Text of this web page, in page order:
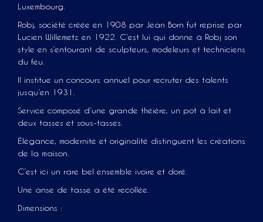
Luxembourg.
Robj, société créée en 1908 par Jean Born fut reprise par
Lucien Willemetz en 1922. C’est lui qui donne à Robj son
style en s’entourant de sculpteurs, modeleurs et techniciens
du feu.
Il institue un concours annuel pour recruter des talents
jusqu’en 1931.
Service composé d’une grande théière, un pot à lait et
deux tasses et sous-tasses.
Élégance, modernité et originalité distinguent les créations
de la maison.
C’est ici un rare bel ensemble ivoire et doré.
Une anse de tasse a été recollée.
Dimensions :